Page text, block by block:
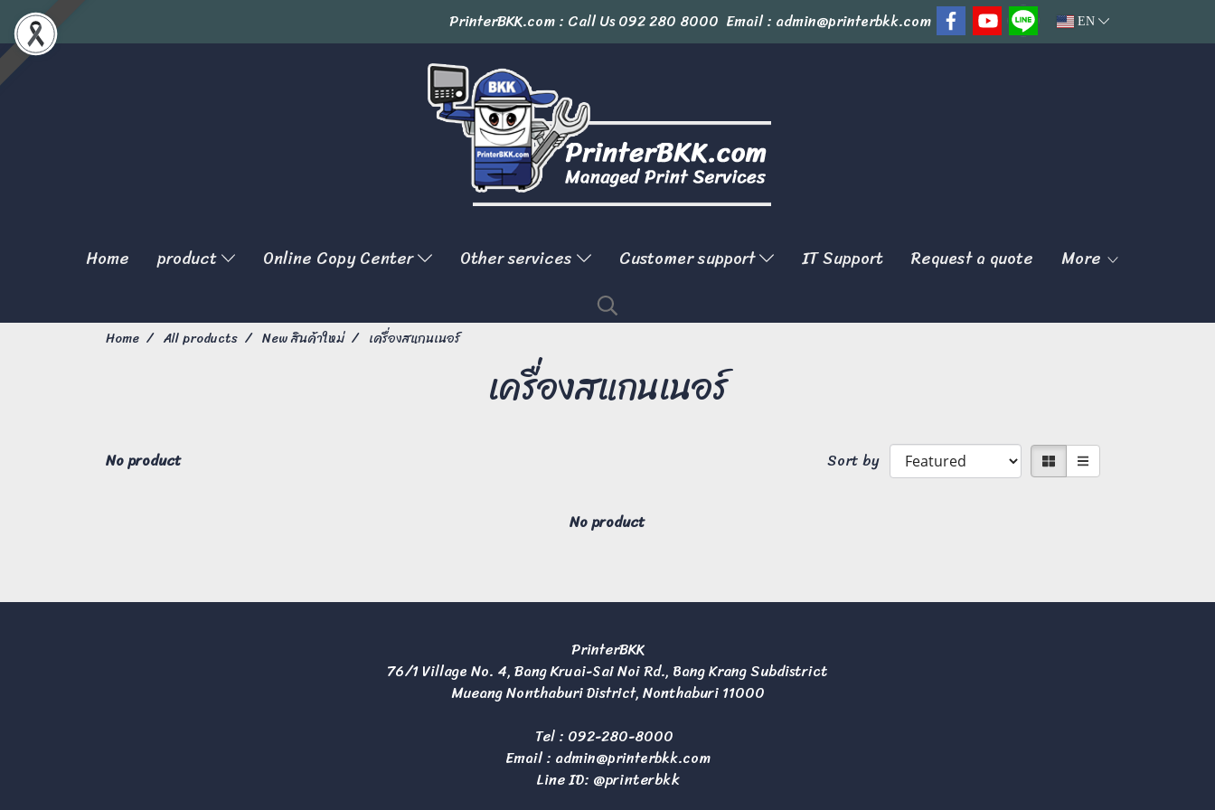
PrinterBKK.com : Call Us092 280 8000 Email : admin@printerbkk.com EN
Home product Online Copy Center Other services Customer support IT Support Request a quote More
Home All products New สินค้าใหม่ เครื่องสแกนเนอร์
เครื่องสแกนเนอร์
No product Sort by
No product
PrinterBKK
76/1 Village No. 4, Bang Kruai-Sai Noi Rd., Bang Krang Subdistrict
Mueang Nonthaburi District, Nonthaburi 11000
Tel : 092-280-8000
Email : admin@printerbkk.com
Line ID: @printerbkk